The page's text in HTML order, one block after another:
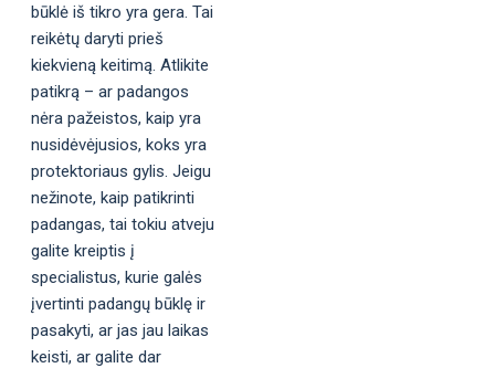
būklė iš tikro yra gera. Tai
reikėtų daryti prieš
kiekvieną keitimą. Atlikite
patikrą – ar padangos
nėra pažeistos, kaip yra
nusidėvėjusios, koks yra
protektoriaus gylis. Jeigu
nežinote, kaip patikrinti
padangas, tai tokiu atveju
galite kreiptis į
specialistus, kurie galės
įvertinti padangų būklę ir
pasakyti, ar jas jau laikas
keisti, ar galite dar